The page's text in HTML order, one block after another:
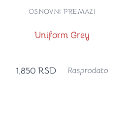
Uniform Grey
OSNOVNI PREMAZI
1,850 RSD Rasprodato